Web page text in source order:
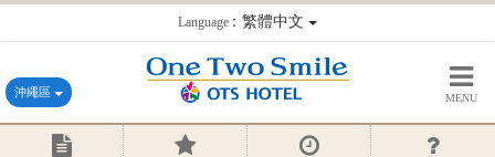
Language：繁體中文
沖繩區 MENU